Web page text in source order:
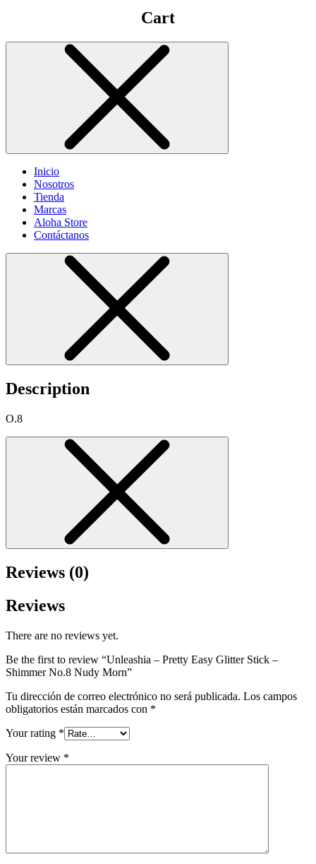
Cart
Inicio
Nosotros
Tienda
Marcas
Aloha Store
Contáctanos
Description
O.8
Reviews (0)
Reviews
There are no reviews yet.
Be the first to review “Unleashia – Pretty Easy Glitter Stick –
Shimmer No.8 Nudy Morn”
Tu dirección de correo electrónico no será publicada. Los campos
obligatorios están marcados con *
Your rating *
Your review *